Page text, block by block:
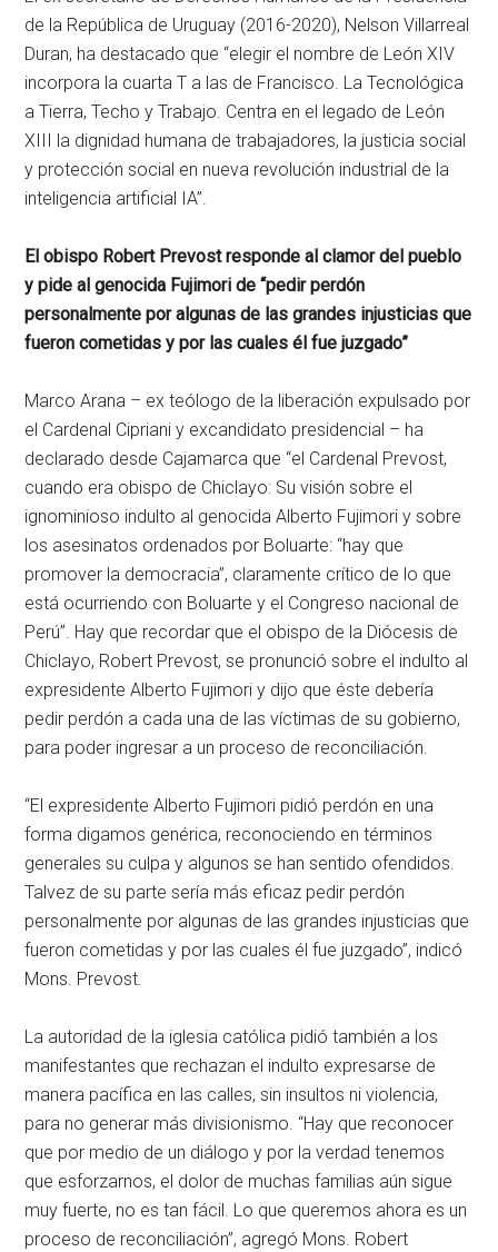
de la República de Uruguay (2016-2020), Nelson Villarreal
Duran, ha destacado que “elegir el nombre de León XIV
incorpora la cuarta T a las de Francisco. La Tecnológica
a Tierra, Techo y Trabajo. Centra en el legado de León
XIII la dignidad humana de trabajadores, la justicia social
y protección social en nueva revolución industrial de la
inteligencia artificial IA”.
El obispo Robert Prevost responde al clamor del pueblo
y pide al genocida Fujimori de “pedir perdón
personalmente por algunas de las grandes injusticias que
fueron cometidas y por las cuales él fue juzgado”
Marco Arana – ex teólogo de la liberación expulsado por
el Cardenal Cipriani y excandidato presidencial – ha
declarado desde Cajamarca que “el Cardenal Prevost,
cuando era obispo de Chiclayo: Su visión sobre el
ignominioso indulto al genocida Alberto Fujimori y sobre
los asesinatos ordenados por Boluarte: “hay que
promover la democracia”, claramente crítico de lo que
está ocurriendo con Boluarte y el Congreso nacional de
Perú”. Hay que recordar que el obispo de la Diócesis de
Chiclayo, Robert Prevost, se pronunció sobre el indulto al
expresidente Alberto Fujimori y dijo que éste debería
pedir perdón a cada una de las víctimas de su gobierno,
para poder ingresar a un proceso de reconciliación.
“El expresidente Alberto Fujimori pidió perdón en una
forma digamos genérica, reconociendo en términos
generales su culpa y algunos se han sentido ofendidos.
Talvez de su parte sería más eficaz pedir perdón
personalmente por algunas de las grandes injusticias que
fueron cometidas y por las cuales él fue juzgado”, indicó
Mons. Prevost.
La autoridad de la iglesia católica pidió también a los
manifestantes que rechazan el indulto expresarse de
manera pacífica en las calles, sin insultos ni violencia,
para no generar más divisionismo. “Hay que reconocer
que por medio de un diálogo y por la verdad tenemos
que esforzarnos, el dolor de muchas familias aún sigue
muy fuerte, no es tan fácil. Lo que queremos ahora es un
proceso de reconciliación”, agregó Mons. Robert